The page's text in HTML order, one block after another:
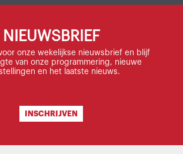
NIEUWSBRIEF
onze wekelijkse nieuwsbrief en blijf
van onze programmering, nieuwe
en het laatste nieuws.
INSCHRIJVEN